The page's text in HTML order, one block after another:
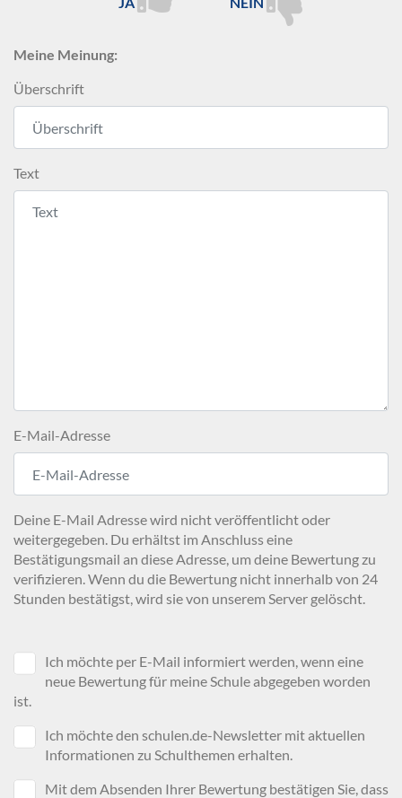
Meine Meinung:
Überschrift
Text
E-Mail-Adresse
Deine E-Mail Adresse wird nicht veröffentlicht oder
weitergegeben. Du erhältst im Anschluss eine
Bestätigungsmail an diese Adresse, um deine Bewertung zu
verifizieren. Wenn du die Bewertung nicht innerhalb von 24
Stunden bestätigst, wird sie von unserem Server gelöscht.
Ich möchte per E-Mail informiert werden, wenn eine
neue Bewertung für meine Schule abgegeben worden
ist.
Ich möchte den schulen.de-Newsletter mit aktuellen
Informationen zu Schulthemen erhalten.
Mit dem Absenden Ihrer Bewertung bestätigen Sie, dass